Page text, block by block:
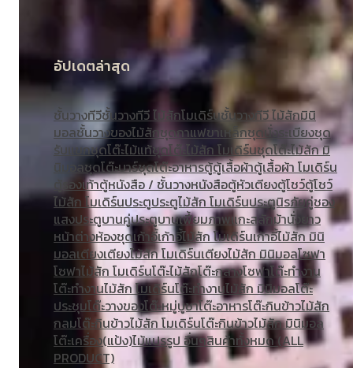
อัปเดตล่าสุด
ชั้นวางทีวีชั้นวางทีวี ไม้สักโมเดิร์นชั้นวางทีวี ไม้สักมินิ
มอลชั้นวางของไม้สักชุดกาแฟขาเหล็กชุดนั่งระเบียงชุด
รับแขกชุดโต๊ะไม้แท้ชุดโต๊ะไม้สัก โมเดิร์นชุดโต๊ะไม้สัก มิ
นิมอลชุดโต๊ะบาร์ชุดโต๊ะอาหารตู้ตู้เสื้อผ้าตู้เสื้อผ้า โมเดิร์น
ตู้รองเท้าตู้หนังสือ / ชั้นวางหนังสือตู้หัวเตียงตู้โชว์ตู้โชว์
ไม้สัก โมเดิร์นประตูประตูไม้สัก โมเดิร์นประตูนิรภัยคู่ชอง
แสงประตูบานคู่ประตูบานเฟี้ยมภาพแกะสลัก ม้านั่งยาว
หน้าต่างห้องชุดเก้าอี้เก้าอี้ไม้สัก โมเดิร์นเก้าอี้ไม้สัก มินิ
มอลเตียงเตียงไม้สัก โมเดิร์นเตียงไม้สัก มินิมอลโซฟา
โซฟาไม้สัก โมเดิร์นโต๊ะไม้สักโต๊ะกลางโซฟาโต๊ะทำงาน
โต๊ะทํางานไม้สัก โมเดิร์นโต๊ะทำงานไม้สัก มินิมอลโต๊ะ
ประชุมโต๊ะวางของโต๊ะหมู่บูชาโต๊ะอาหารโต๊ะกินข้าวไม้สัก
กลมโต๊ะกินข้าวไม้สัก โมเดิร์นโต๊ะกินข้าวไม้สัก มินิมอล
โต๊ะเครื่อง(แป้ง)ไม้แปรรูป อื่นๆสินค้าทั้งหมด (ALL
PRODUCT)